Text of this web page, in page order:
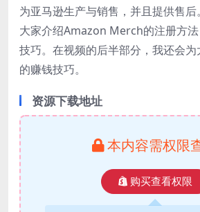
为亚马逊生产与销售，并且提供售
大家介绍Amazon Merch的注册方
技巧。在视频的后半部分，我还会
的赚钱技巧。
资源下载地址
本内容需权限
购买查看权限